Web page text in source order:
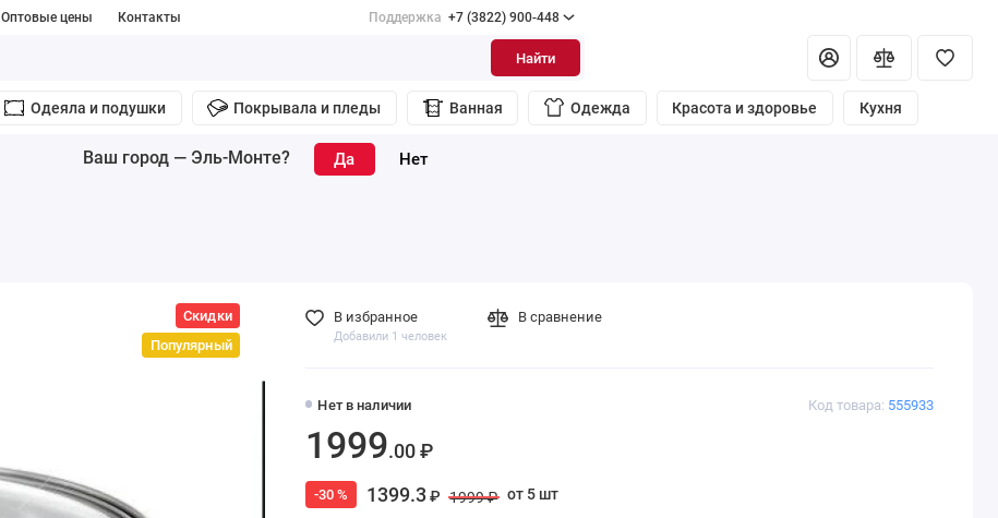
Оптовые цены Контакты Поддержка +7 (3822) 900-448
Найти
Одеяла и подушки Покрывала и пледы Ванная Одежда Красота и здоровье Кухня
Ваш город — Эль-Монте?
Скидки
Популярный
Код товара: 555933
Нет в наличии
1999.00 ₽
-30 % 1399.3₽ 1999 ₽ от 5 шт
В избранное
Добавили 1 человек
В сравнение